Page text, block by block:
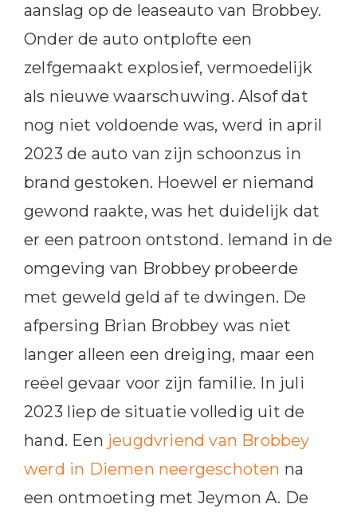
aanslag op de leaseauto van Brobbey.
Onder de auto ontplofte een
zelfgemaakt explosief, vermoedelijk
als nieuwe waarschuwing. Alsof dat
nog niet voldoende was, werd in april
2023 de auto van zijn schoonzus in
brand gestoken. Hoewel er niemand
gewond raakte, was het duidelijk dat
er een patroon ontstond. Iemand in de
omgeving van Brobbey probeerde
met geweld geld af te dwingen. De
afpersing Brian Brobbey was niet
langer alleen een dreiging, maar een
reëel gevaar voor zijn familie. In juli
2023 liep de situatie volledig uit de
hand. Een jeugdvriend van Brobbey
werd in Diemen neergeschoten na
een ontmoeting met Jeymon A. De